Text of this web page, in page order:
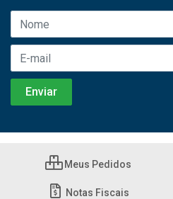
Meus Pedidos
Notas Fiscais